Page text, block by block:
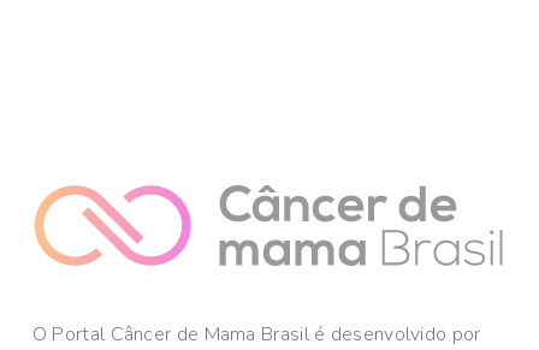
O Portal Câncer de Mama Brasil é desenvolvido por